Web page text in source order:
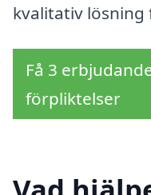
kvalitativ
Få 3
förpliktelser